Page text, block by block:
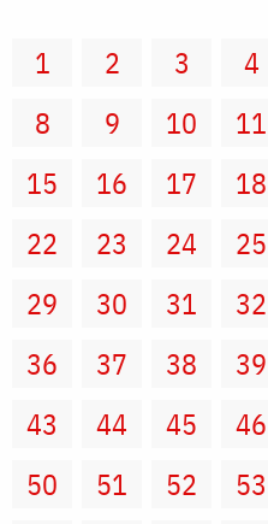
1 2 3 4
8
9 10 11
15
16 17 18
22
23 24 25
29
30 31 32
36
37 38 39
43
44 45 46
50
51 52 53